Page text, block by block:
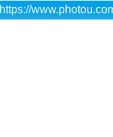
https://